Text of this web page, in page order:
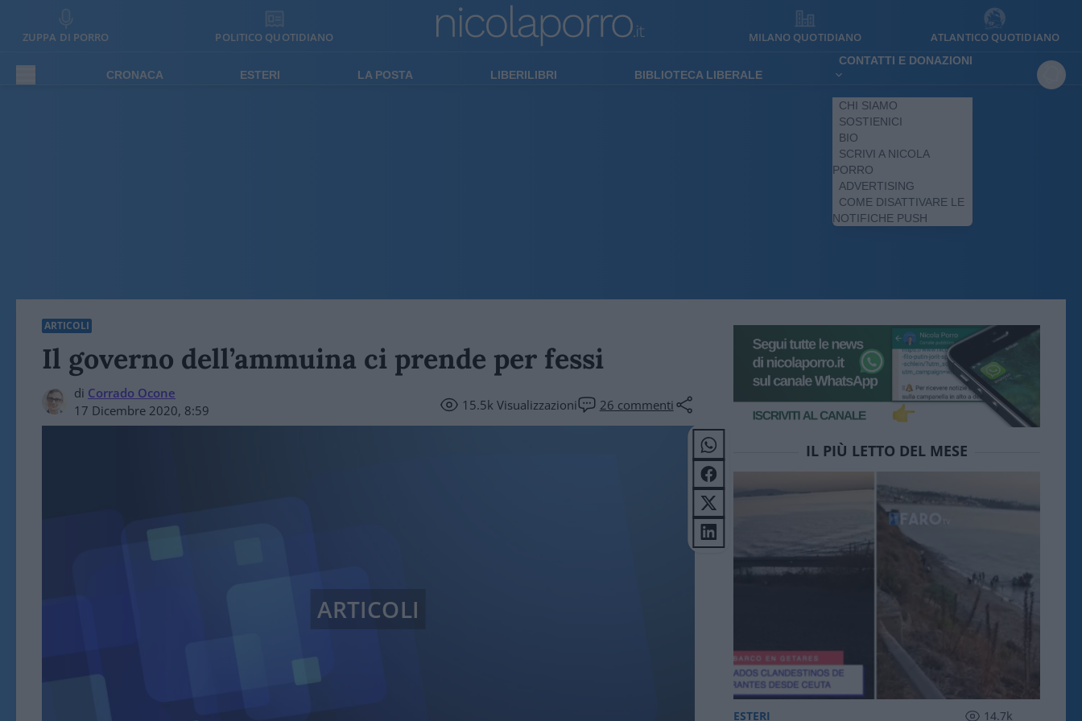
ZUPPA DI PORRO POLITICO QUOTIDIANO MILANO QUOTIDIANO ATLANTICO QUOTIDIANO
CRONACA ESTERI LA POSTA LIBERILIBRI BIBLIOTECA LIBERALE
CONTATTI E DONAZIONI
CHI SIAMO
SOSTIENICI
BIO
SCRIVI A NICOLA
PORRO
ADVERTISING
COME DISATTIVARE LE
NOTIFICHE PUSH
ARTICOLI
Il governo dell’ammuina ci prende per fessi
di Corrado Ocone
17 Dicembre 2020, 8:59
15.5kVisualizzazioni 26 commenti
ARTICOLI
IL PIÙ LETTO DEL MESE
ESTERI 14.7k